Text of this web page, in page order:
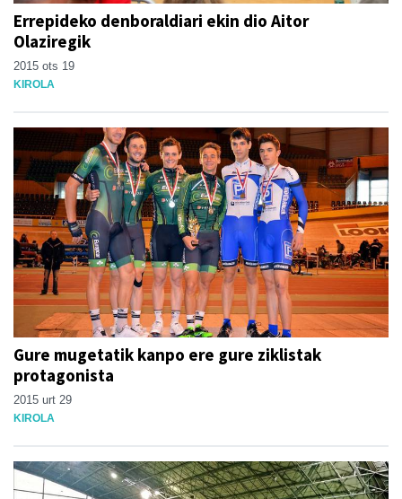
Errepideko denboraldiari ekin dio Aitor
Olaziregik
2015 ots 19
KIROLA
Gure mugetatik kanpo ere gure ziklistak
protagonista
2015 urt 29
KIROLA